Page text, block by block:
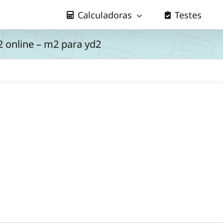
Calculadoras Testes
online – m2 para yd2